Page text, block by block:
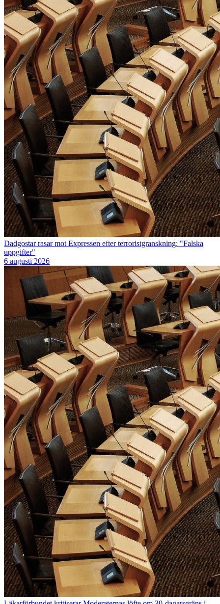
Dadgostar rasar mot Expressen efter terroristgranskning: "Falska
uppgifter"
6 augusti 2026